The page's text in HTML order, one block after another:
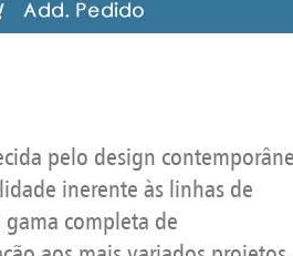
pelo design
inerente às linhas de
completa de